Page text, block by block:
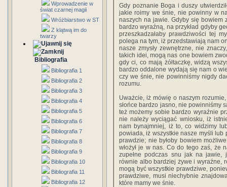
Wprowadzenie w
świat czarnej magii
Wróżbiarstwo w ST
Z klątwą im do
twarzy
Bibliografia
Bibliografia 1
Bibliografia 2
Bibliografia 3
Bibliografia 4
Bibliografia 5
Bibliografia 6
Bibliografia 7
Bibliografia 8
Bibliografia 9
Bibliografia 10
Bibliografia 11
Bibliografia 12
Gdy poznanie Boga i duszy
jakie roimy we śnie, nie powinny w
naszych na jawie. Gdyby się bowiem
bardzo wyraźną, na przykład gdyby
przeszkadzałaby prawdziwości tej
polega na tym, iż przedstawiają nam
nasze zmysły zewnętrzne, nie
takich idei, mogą nas one bowiem
gdy ci, co mają żółtaczkę, widzą
bardzo oddalone wydają się nam o
czy we śnie, nie powinniśmy nigdy
rozumu.
Uważcie, iż mówię o naszym
słońce bardzo jasno, nie powinniśmy
też możemy sobie bardzo wyraźnie
nie należy wyciągać wniosku, iż
nam bynajmniej, iż to, co widzimy
powiada, iż wszystkie nasze myśli
prawdzie; nie byłoby bowiem
włożył je w nas. Co do tego zaś, że
zupełne podczas snu jak na jawie,
równie albo bardziej żywe i wyraźne,
mogą być wszystkie prawdziwe,
prawdziwe, musi niechybnie
które mamy we śnie.